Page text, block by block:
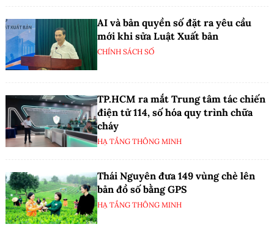
AI và bản quyền số đặt ra yêu cầu
mới khi sửa Luật Xuất bản
CHÍNH SÁCH SỐ
TP.HCM ra mắt Trung tâm tác chiến
điện tử 114, số hóa quy trình chữa
cháy
HẠ TẦNG THÔNG MINH
Thái Nguyên đưa 149 vùng chè lên
bản đồ số bằng GPS
HẠ TẦNG THÔNG MINH